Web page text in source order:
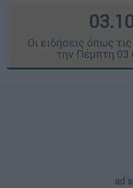
Οι ειδήσεις όπως
την Πέμπτη 03